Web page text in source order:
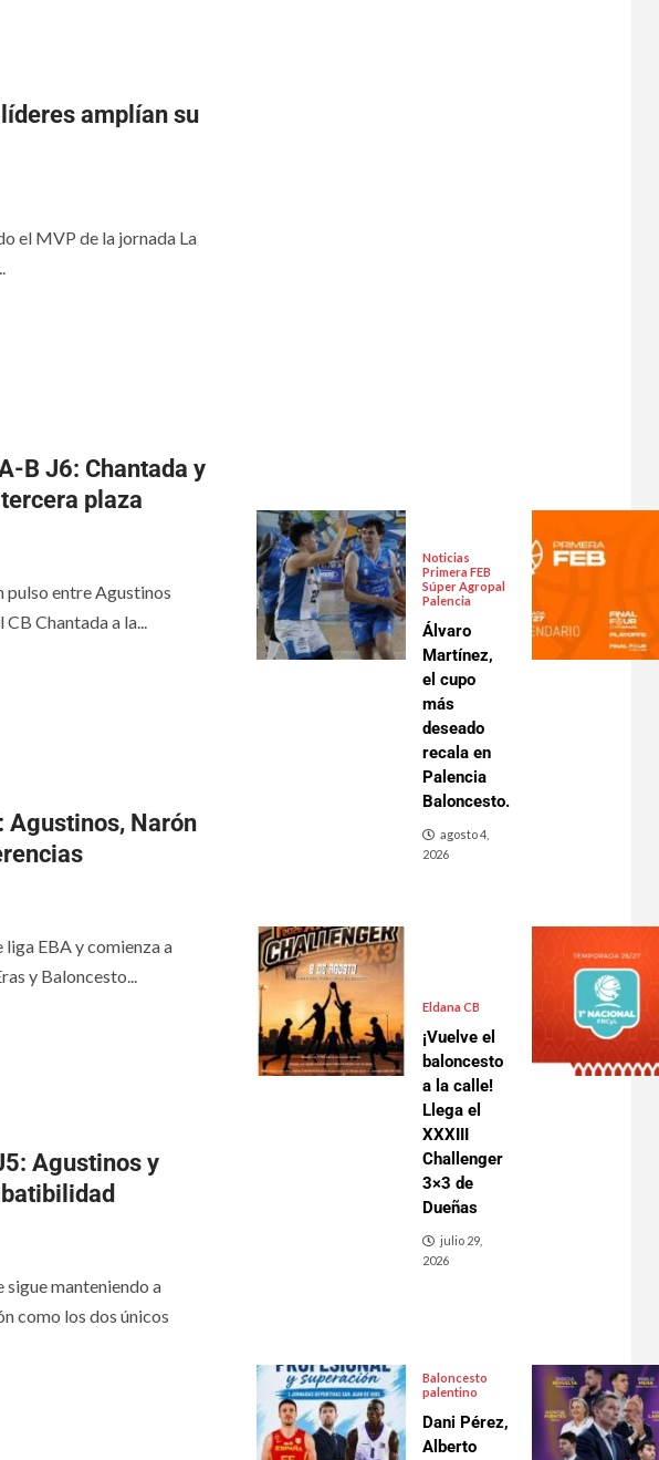
amplían su
el MVP de la jornada La
B J6: Chantada y
plaza
pulso entre Agustinos
Chantada a la...
Agustinos, Narón
EBA y comienza a
y Baloncesto...
Agustinos y
manteniendo a
como los dos únicos
Noticias
Primera FEB
Súper Agropal
Palencia
Álvaro
Martínez,
el cupo
más
deseado
recala en
Palencia
Baloncesto.
agosto 4,
2026
Eldana CB
¡Vuelve el
baloncesto
a la calle!
Llega el
XXXIII
Challenger
3×3 de
Dueñas
julio 29,
2026
Baloncesto
palentino
Dani Pérez,
Alberto